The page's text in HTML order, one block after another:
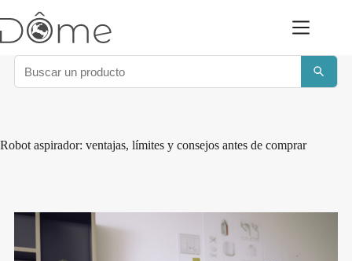
al
contenido
Robot aspirador: ventajas, límites y consejos antes de comprar